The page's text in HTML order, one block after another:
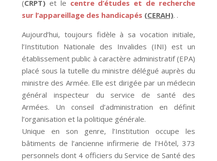
(CRPT)et le centre d’études et de recherche
sur l’appareillage des handicapés (CERAH). .
Aujourd’hui, toujours fidèle à sa vocation initiale,
l’Institution Nationale des Invalides (INI) est un
établissement public à caractère administratif (EPA)
placé sous la tutelle du ministre délégué auprès du
ministre des Armée. Elle est dirigée par un médecin
général inspecteur du service de santé des
Armées. Un conseil d’administration en définit
l’organisation et la politique générale.
Unique en son genre, l’Institution occupe les
bâtiments de l’ancienne infirmerie de l’Hôtel, 373
personnels dont 4 officiers du Service de Santé des